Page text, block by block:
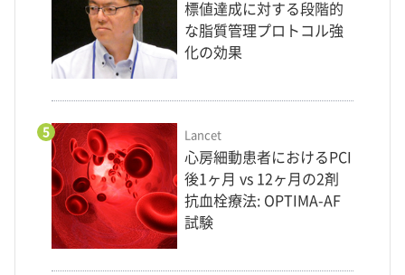
標値達成に対する段階的
な脂質管理プロトコル強
化の効果
5 Lancet
心房細動患者におけるPCI
後1ヶ月 vs 12ヶ月の2剤
抗血栓療法: OPTIMA-AF
試験